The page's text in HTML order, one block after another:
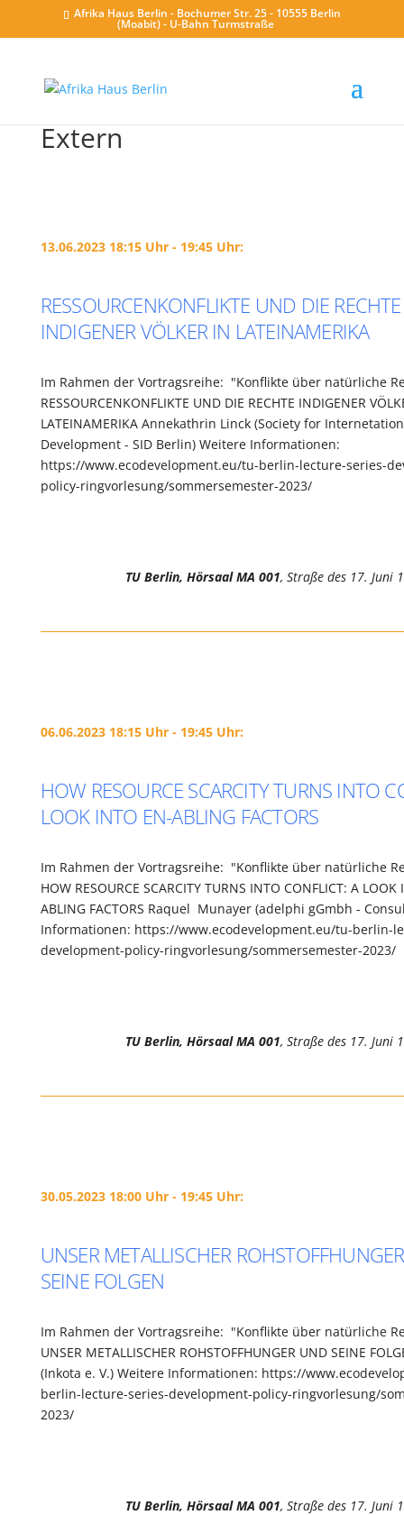
Afrika Haus Berlin - Bochumer Str. 25 - 10555 Berlin
(Moabit) - U-Bahn Turmstraße
Extern
13.06.2023 18:15 Uhr - 19:45 Uhr:
RESSOURCENKONFLIKTE UND DIE RECHTE
INDIGENER VÖLKER IN LATEINAMERIKA
Im Rahmen der Vortragsreihe: "Konflikte über natürliche
RESSOURCENKONFLIKTE UND DIE RECHTE INDIGENER
LATEINAMERIKA Annekathrin Linck (Society for
Development - SID Berlin) Weitere Informationen:
https://www.ecodevelopment.eu/tu-berlin-lecture-series-
policy-ringvorlesung/sommersemester-2023/
TU Berlin, Hörsaal MA 001, Straße des 17. Juni
06.06.2023 18:15 Uhr - 19:45 Uhr:
HOW RESOURCE SCARCITY TURNS INTO
LOOK INTO EN-ABLING FACTORS
Im Rahmen der Vortragsreihe: "Konflikte über natürliche
HOW RESOURCE SCARCITY TURNS INTO CONFLICT: A LOOK
ABLING FACTORS Raquel Munayer (adelphi gGmbh -
Informationen: https://www.ecodevelopment.eu/tu-berlin-
development-policy-ringvorlesung/sommersemester-2023/
TU Berlin, Hörsaal MA 001, Straße des 17. Juni
30.05.2023 18:00 Uhr - 19:45 Uhr:
UNSER METALLISCHER
SEINE FOLGEN
Im Rahmen der Vortragsreihe: "Konflikte über natürliche
UNSER METALLISCHER ROHSTOFFHUNGER UND SEINE
(Inkota e. V.) Weitere Informationen: https://
berlin-lecture-series-development-policy-ringvorlesung/
2023/
TU Berlin, Hörsaal MA 001, Straße des 17. Juni